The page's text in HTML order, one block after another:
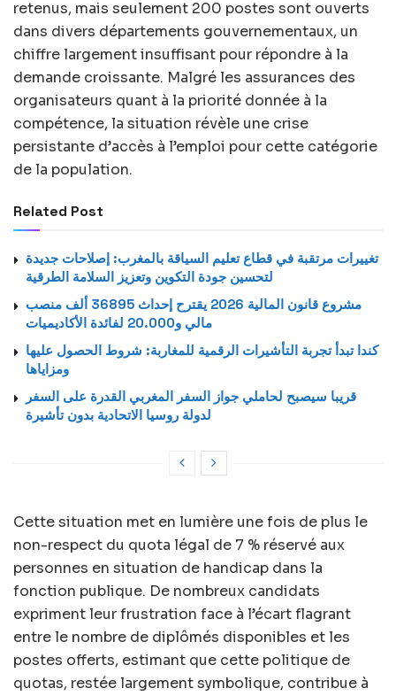
retenus, mais seulement 200 postes sont ouverts
dans divers départements gouvernementaux, un
chiffre largement insuffisant pour répondre à la
demande croissante. Malgré les assurances des
organisateurs quant à la priorité donnée à la
compétence, la situation révèle une crise
persistante d’accès à l’emploi pour cette catégorie
de la population.
Related Post
تغييرات مرتقبة في قطاع تعليم السياقة بالمغرب: إصلاحات جديدة
لتحسين جودة التكوين وتعزيز السلامة الطرقية
مشروع قانون المالية 2026 يقترح إحداث 36895 ألف منصب
مالي و20.000 لفائدة الأكاديميات
كندا تبدأ تجربة التأشيرات الرقمية للمغاربة: شروط الحصول عليها
ومزاياها
قريبا سيصبح لحاملي جواز السفر المغربي القدرة على السفر
لدولة روسيا الاتحادية بدون تأشيرة
Cette situation met en lumière une fois de plus le
non-respect du quota légal de 7 % réservé aux
personnes en situation de handicap dans la
fonction publique. De nombreux candidats
expriment leur frustration face à l’écart flagrant
entre le nombre de diplômés disponibles et les
postes offerts, estimant que cette politique de
quotas, restée largement symbolique, contribue à